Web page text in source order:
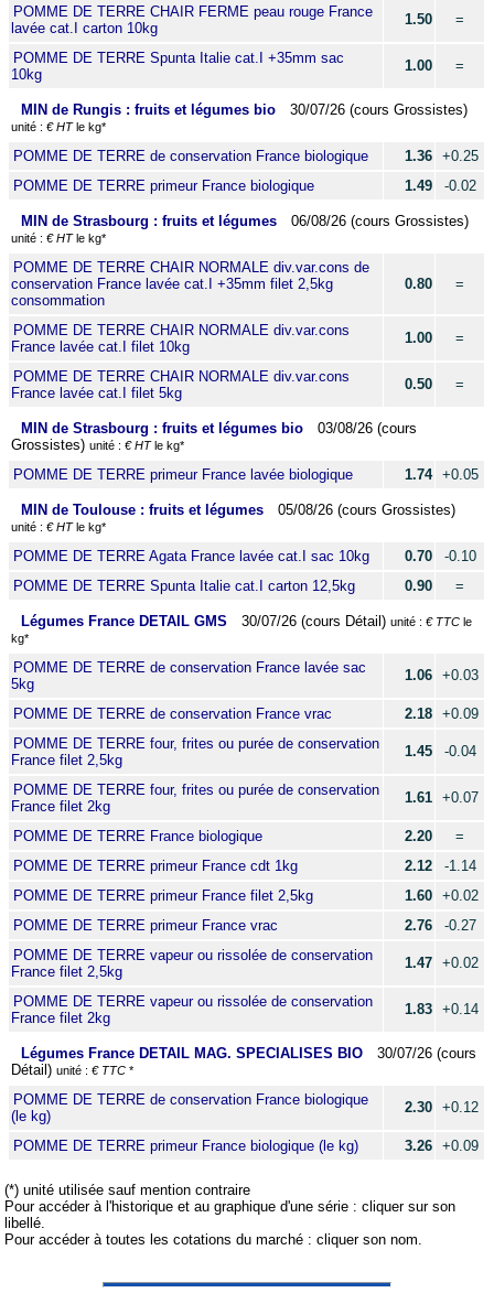
POMME DE TERRE CHAIR FERME peau rouge France
lavée cat.I carton 10kg
1.50 =
POMME DE TERRE Spunta Italie cat.I +35mm sac
10kg
1.00 =
MIN de Rungis : fruits et légumes bio 30/07/26 (cours Grossistes)
unité : € HTle kg*
POMME DE TERRE de conservation France biologique 1.36 +0.25
POMME DE TERRE primeur France biologique
1.49 -0.02
MIN de Strasbourg : fruits et légumes 06/08/26 (cours Grossistes)
unité : € HTle kg*
POMME DE TERRE CHAIR NORMALE div.var.cons de
conservation France lavée cat.I +35mm filet 2,5kg
consommation
0.80 =
POMME DE TERRE CHAIR NORMALE div.var.cons
France lavée cat.I filet 10kg
1.00 =
POMME DE TERRE CHAIR NORMALE div.var.cons
France lavée cat.I filet 5kg
0.50 =
MIN de Strasbourg : fruits et légumes bio
03/08/26 (cours
Grossistes) unité : € HTle kg*
POMME DE TERRE primeur France lavée biologique 1.74 +0.05
MIN de Toulouse : fruits et légumes 05/08/26 (cours Grossistes)
unité : € HTle kg*
POMME DE TERRE Agata France lavée cat.I sac 10kg 0.70
-0.10
POMME DE TERRE Spunta Italie cat.I carton 12,5kg
0.90 =
Légumes France DETAIL GMS 30/07/26 (cours Détail) unité : € TTC le
kg*
POMME DE TERRE de conservation France lavée sac
5kg
1.06 +0.03
POMME DE TERRE de conservation France vrac 2.18 +0.09
POMME DE TERRE four, frites ou purée de conservation
France filet 2,5kg
1.45 -0.04
POMME DE TERRE four, frites ou purée de conservation
France filet 2kg
1.61 +0.07
POMME DE TERRE France biologique 2.20
=
POMME DE TERRE primeur France cdt 1kg
2.12
-1.14
POMME DE TERRE primeur France filet 2,5kg
1.60 +0.02
POMME DE TERRE primeur France vrac
2.76
-0.27
POMME DE TERRE vapeur ou rissolée de conservation
France filet 2,5kg
1.47 +0.02
POMME DE TERRE vapeur ou rissolée de conservation
France filet 2kg
1.83 +0.14
Légumes France DETAIL MAG. SPECIALISES BIO
30/07/26 (cours
Détail) unité : € TTC *
POMME DE TERRE de conservation France biologique
(le kg)
2.30 +0.12
POMME DE TERRE primeur France biologique (le kg) 3.26 +0.09
(*) unité utilisée sauf mention contraire
Pour accéder à l'historique et au graphique d'une série : cliquer sur son
libellé.
Pour accéder à toutes les cotations du marché : cliquer son nom.